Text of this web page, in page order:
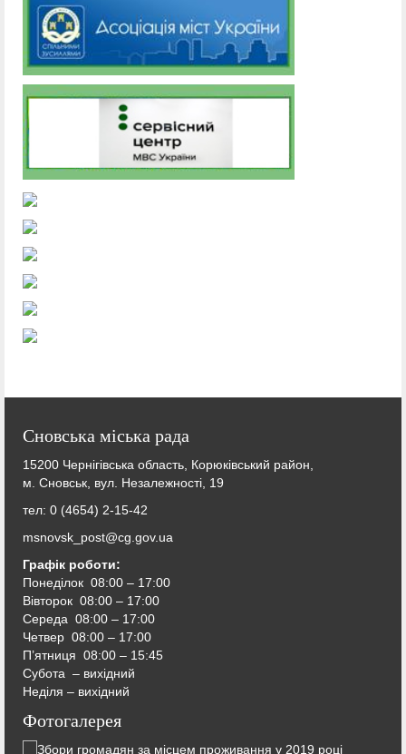
Сновська міська рада
15200 Чернігівська область, Корюківський район,
м. Сновськ, вул. Незалежності, 19
тел: 0 (4654) 2-15-42
msnovsk_post@cg.gov.ua
Графік роботи:
Понеділок 08:00 – 17:00
Вівторок 08:00 – 17:00
Середа 08:00 – 17:00
Четвер 08:00 – 17:00
П’ятниця 08:00 – 15:45
Субота – вихідний
Неділя – вихідний
Фотогалерея